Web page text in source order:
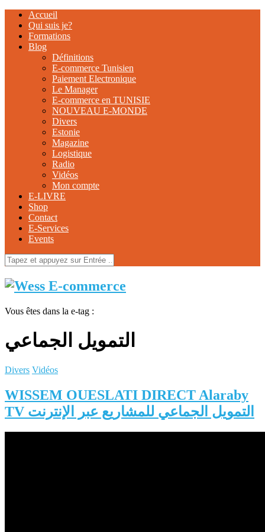
Accueil
Qui suis je?
Formations
Blog
Définitions
E-commerce Tunisien
Paiement Electronique
Le Manager
E-commerce en TUNISIE
NOUVEAU E-MONDE
Divers
Estonie
Magazine
Logistique
Radio
Vidéos
Mon compte
E-LIVRE
Shop
Contact
E-Services
Events
Vous êtes dans la e-tag :
التمويل الجماعي
Divers Vidéos
WISSEM OUESLATI DIRECT Alaraby
TV التمويل الجماعي للمشاريع عبر الإنترنت